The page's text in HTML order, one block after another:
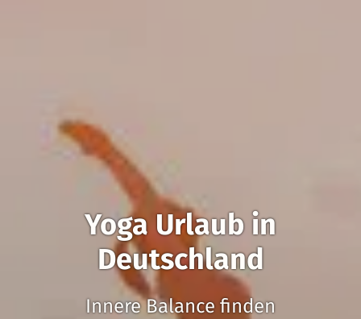
Yoga Urlaub in
Deutschland
Innere Balance finden